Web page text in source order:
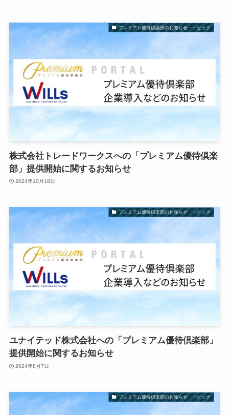
プレミアム優待倶楽部のお知らせ・トピック
株式会社トレードワークスへの「プレミアム優待倶楽
部」提供開始に関するお知らせ
2024年10月18日
プレミアム優待倶楽部のお知らせ・トピック
ユナイテッド株式会社への「プレミアム優待倶楽部」
提供開始に関するお知らせ
2024年8月7日
プレミアム優待倶楽部のお知らせ・トピック